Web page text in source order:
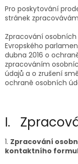
Pro poskytování
stránek
Zpracování
Evropského
dubna 2016 o
zpracováním
údajů a o zrušení
ochraně osobních
I.
1. Zpracování
kontaktního